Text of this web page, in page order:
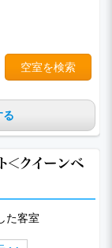
空室を検索
る
＜クイーンベ
た客室